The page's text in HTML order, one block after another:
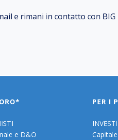
e rimani in contatto con
e D&O
PER I